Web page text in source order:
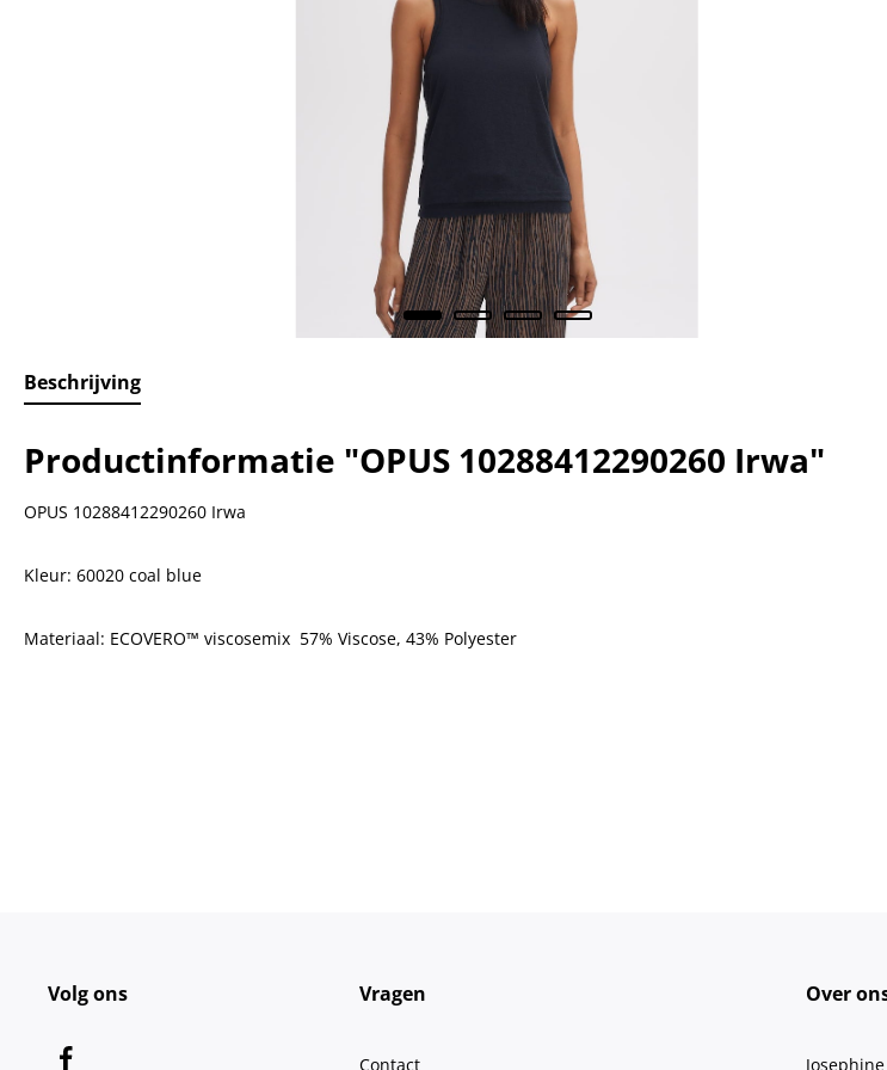
Beschrijving
Productinformatie "OPUS 10288412290260 Irwa"
OPUS 10288412290260 Irwa
Kleur: 60020 coal blue
Materiaal: ECOVERO™ viscosemix 57% Viscose, 43% Polyester
Volg ons Vragen
Contact
Over